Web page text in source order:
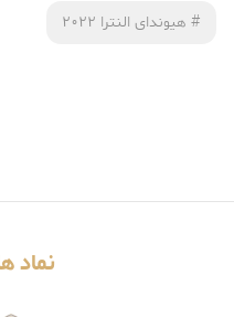
# هیوندای النترا 2022
نماد